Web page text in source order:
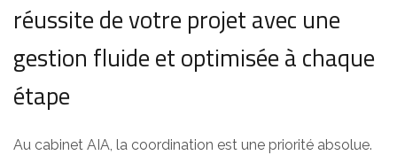
réussite de votre projet avec une
gestion fluide et optimisée à chaque
étape
Au cabinet AIA, la coordination est une priorité absolue.